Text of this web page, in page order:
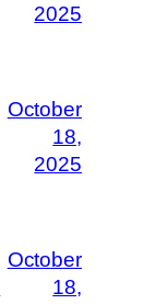
2025
October
18,
2025
October
18,